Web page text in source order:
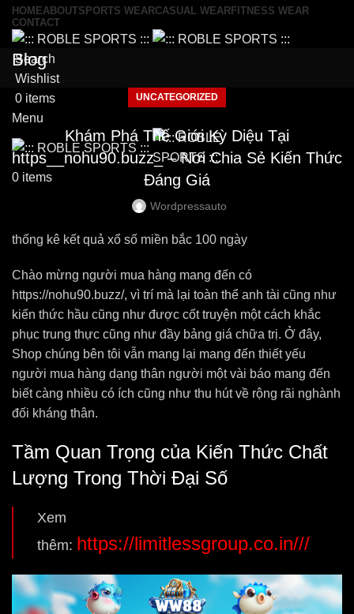
HOMEABOUTSPORTS WEARCASUAL WEAR FITNESS WEAR
CONTACT
Search
Wishlist
0 items
Menu
0 items
Blog
UNCATEGORIZED
Khám Phá Thế Giới Kỳ Diệu Tại
https__nohu90.buzz_ – Nơi Chia Sẻ Kiến Thức
Đáng Giá
Wordpressauto
thống kê kết quả xổ số miền bắc 100 ngày
Chào mừng người mua hàng mang đến có
https://nohu90.buzz/, vì trí mà lại toàn thể anh tài cũng như
kiến thức hầu cũng như được cốt truyện một cách khắc
phục trung thực cũng như đầy bảng giá chữa trị. Ở đây,
Shop chúng bên tôi vẫn mang lại mang đến thiết yếu
người mua hàng dạng thân người một vài báo mang đến
biết càng nhiều có ích cũng như thu hút về rộng rãi nghành
đối kháng thân.
Tầm Quan Trọng của Kiến Thức Chất
Lượng Trong Thời Đại Số
Xem
thêm: https://limitlessgroup.co.in///